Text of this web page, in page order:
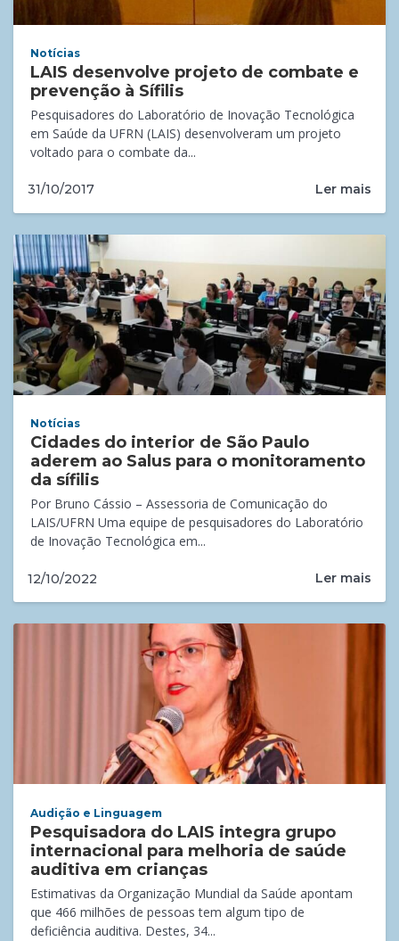
Notícias
LAIS desenvolve projeto de combate e
prevenção à Sífilis
Pesquisadores do Laboratório de Inovação Tecnológica
em Saúde da UFRN (LAIS) desenvolveram um projeto
voltado para o combate da...
31/10/2017 Ler mais
Notícias
Cidades do interior de São Paulo
aderem ao Salus para o monitoramento
da sífilis
Por Bruno Cássio – Assessoria de Comunicação do
LAIS/UFRN Uma equipe de pesquisadores do Laboratório
de Inovação Tecnológica em...
12/10/2022 Ler mais
Audição e Linguagem
Pesquisadora do LAIS integra grupo
internacional para melhoria de saúde
auditiva em crianças
Estimativas da Organização Mundial da Saúde apontam
que 466 milhões de pessoas tem algum tipo de
deficiência auditiva. Destes, 34...